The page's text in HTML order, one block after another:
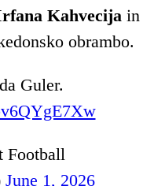
Kahvecija in
obrambo.
Guler.
Football
June 1, 2026